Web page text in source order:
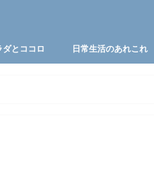
ダとココロ 日常生活のあれこれ